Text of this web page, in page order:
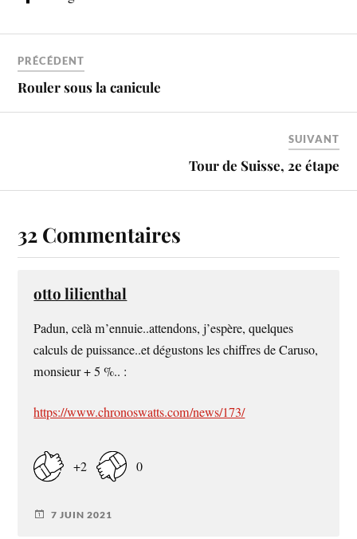
PRÉCÉDENT
Rouler sous la canicule
SUIVANT
Tour de Suisse, 2e étape
32 Commentaires
otto lilienthal
Padun, celà m’ennuie..attendons, j’espère, quelques
calculs de puissance..et dégustons les chiffres de Caruso,
monsieur + 5 %.. :
https://www.chronoswatts.com/news/173/
+2 0
7 JUIN 2021